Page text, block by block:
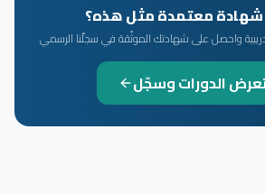
شهادة معتمدة مثل هذه؟
واحصل على شهادتك الموثّقة في سجلّنا الرسمي
الدورات وسجّل